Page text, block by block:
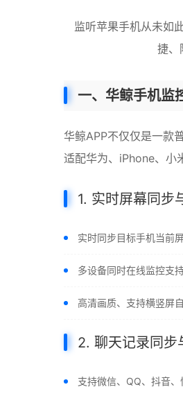
监听苹果手机从未如
捷、
一、华鲸手机监
华鲸APP不仅仅是一款
适配华为、iPhone、小
1. 实时屏幕同步
实时同步目标手机当前
多设备同时在线监控支
高清画质、支持横竖屏自
2. 聊天记录同步
支持微信、QQ、抖音